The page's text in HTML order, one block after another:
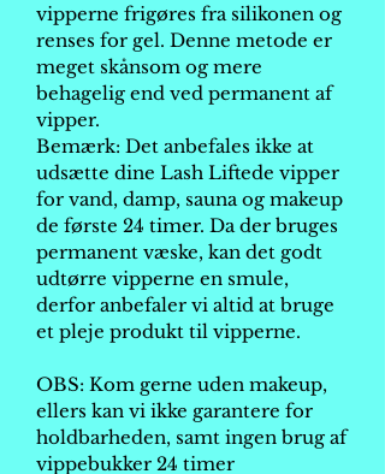
vipperne frigøres fra silikonen og
renses for gel. Denne metode er
meget skånsom og mere
behagelig end ved permanent af
vipper.
Bemærk: Det anbefales ikke at
udsætte dine Lash Liftede vipper
for vand, damp, sauna og makeup
de første 24 timer. Da der bruges
permanent væske, kan det godt
udtørre vipperne en smule,
derfor anbefaler vi altid at bruge
et pleje produkt til vipperne.
OBS: Kom gerne uden makeup,
ellers kan vi ikke garantere for
holdbarheden, samt ingen brug af
vippebukker 24 timer